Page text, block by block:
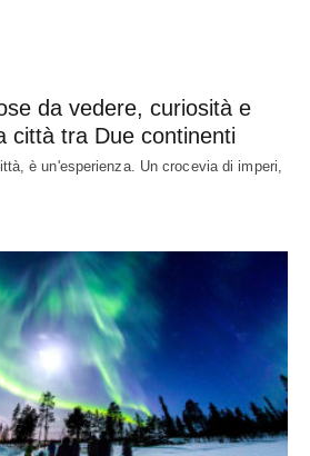
da vedere, curiosità e
città tra Due continenti
è un'esperienza. Un crocevia di imperi,